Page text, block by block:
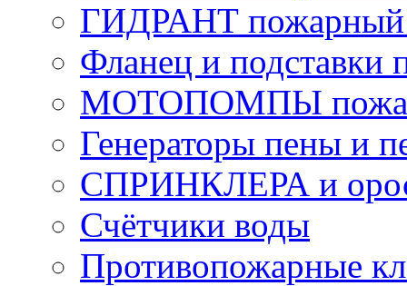
ГИДРАНТ пожарный
Фланец и подставки
МОТОПОМПЫ
Генераторы пены и
СПРИНКЛЕРА и
Счётчики воды
Противопожарные